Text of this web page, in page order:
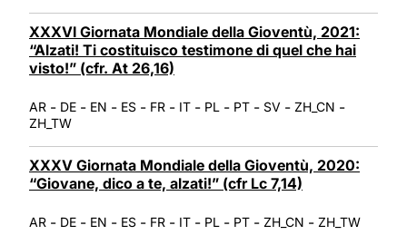
XXXVI Giornata Mondiale della Gioventù, 2021:
“Alzati! Ti costituisco testimone di quel che hai
visto!” (cfr. At 26,16)
AR - DE - EN - ES - FR - IT - PL - PT - SV - ZH_CN -
ZH_TW
XXXV Giornata Mondiale della Gioventù, 2020:
“Giovane, dico a te, alzati!” (cfr Lc 7,14)
AR - DE - EN - ES - FR - IT - PL - PT - ZH_CN - ZH_TW